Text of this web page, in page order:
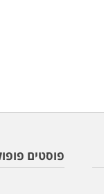
פוסטים